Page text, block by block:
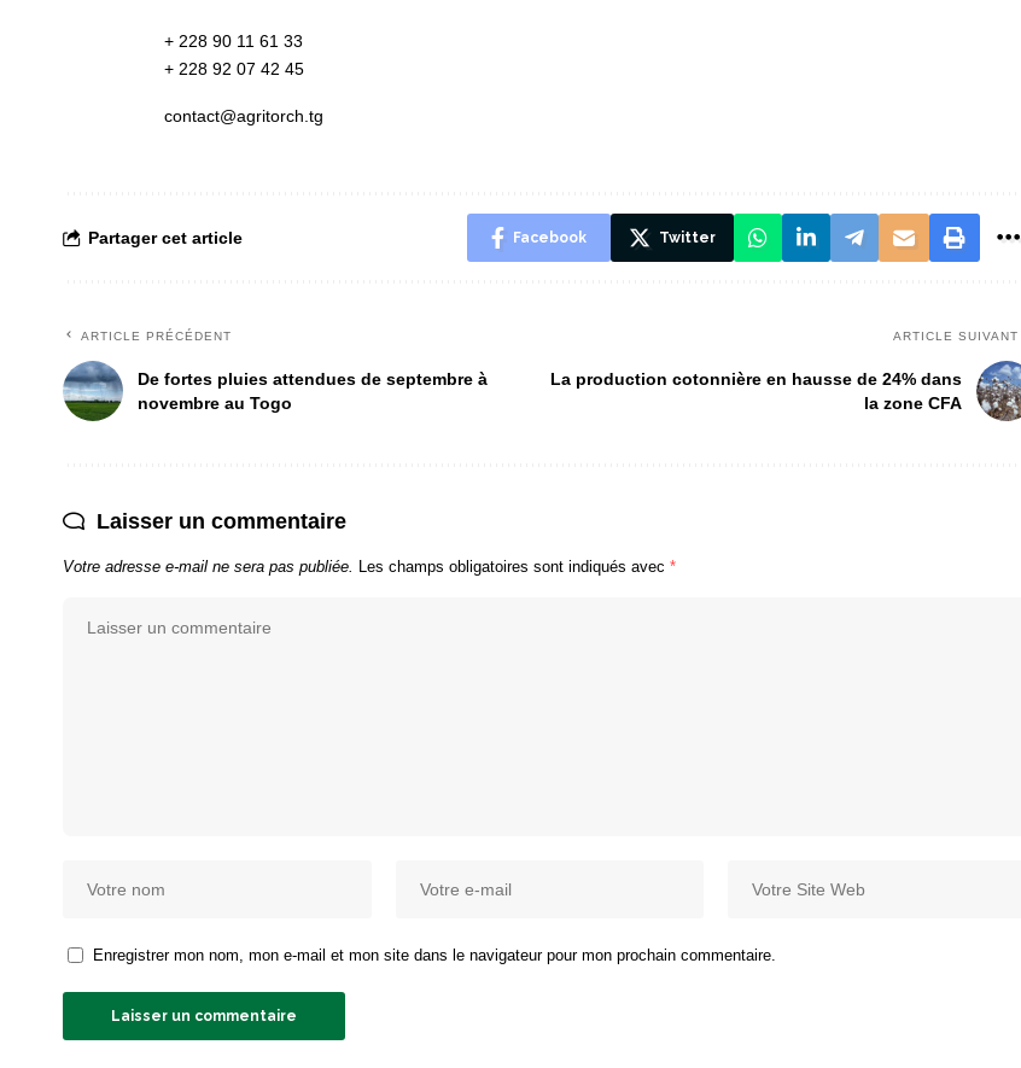
+ 228 90 11 61 33
+ 228 92 07 42 45
contact@agritorch.tg
Partager cet article Facebook Twitter
ARTICLE PRÉCÉDENT
De fortes pluies attendues de septembre à
novembre au Togo
ARTICLE SUIVANT
La production cotonnière en hausse de 24% dans
la zone CFA
Laisser un commentaire
Votre adresse e-mail ne sera pas publiée. Les champs obligatoires sont indiqués avec *
Enregistrer mon nom, mon e-mail et mon site dans le navigateur pour mon prochain commentaire.